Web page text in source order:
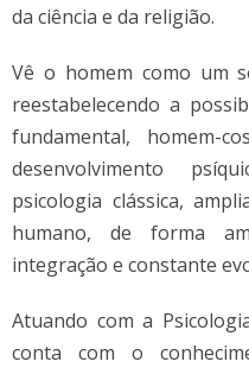
da ciência e da religião.
Vê o homem como um
reestabelecendo a
fundamental, homem-
desenvolvimento
psicologia clássica,
humano, de forma
integração e constante
Atuando com a
conta com o